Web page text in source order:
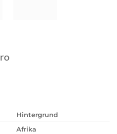
Hintergrund
Afrika